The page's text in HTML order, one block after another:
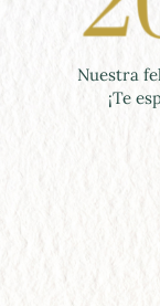
Nuestra
¡Te